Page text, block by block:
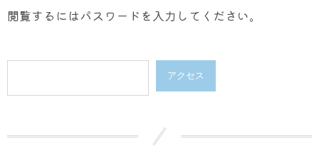
閲覧するにはパスワードを入力してください。